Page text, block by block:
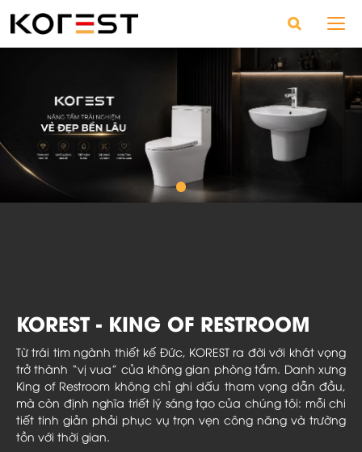
KOREST - KING OF RESTROOM
Từ trái tim ngành thiết kế Đức, KOREST ra đời với khát vọng
trở thành “vị vua” của không gian phòng tắm. Danh xưng
King of Restroom không chỉ ghi dấu tham vọng dẫn đầu,
mà còn định nghĩa triết lý sáng tạo của chúng tôi: mỗi chi
tiết tinh giản phải phục vụ trọn vẹn công năng và trường
tồn với thời gian.